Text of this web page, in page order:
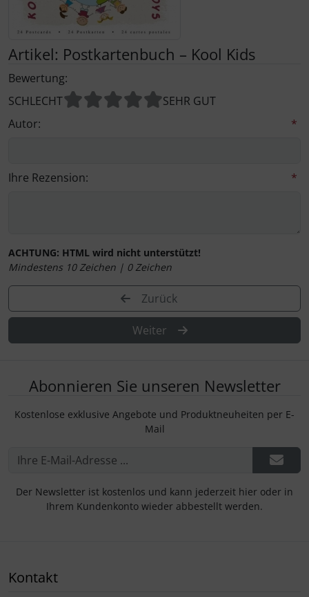
Artikel: Postkartenbuch – Kool Kids
Bewertung:
SCHLECHT
SEHR GUT
Autor:
*
Ihre Rezension: *
ACHTUNG: HTML wird nicht unterstützt!
Mindestens 10 Zeichen | 0Zeichen
Zurück
Weiter
Abonnieren Sie unseren Newsletter
Kostenlose exklusive Angebote und Produktneuheiten per E-
Mail
Der Newsletter ist kostenlos und kann jederzeit hier oder in
Ihrem Kundenkonto wieder abbestellt werden.
Kontakt
Kalender 2027 - Organizer / Planer
Postkarten - Tiere, Natur, Landschaften
Postkarten - Hochzeit / Geburt / Genesung
Postkarten - Ostern
Klappkarten - Retro / Vintage
Klappkarten - Weihnachten